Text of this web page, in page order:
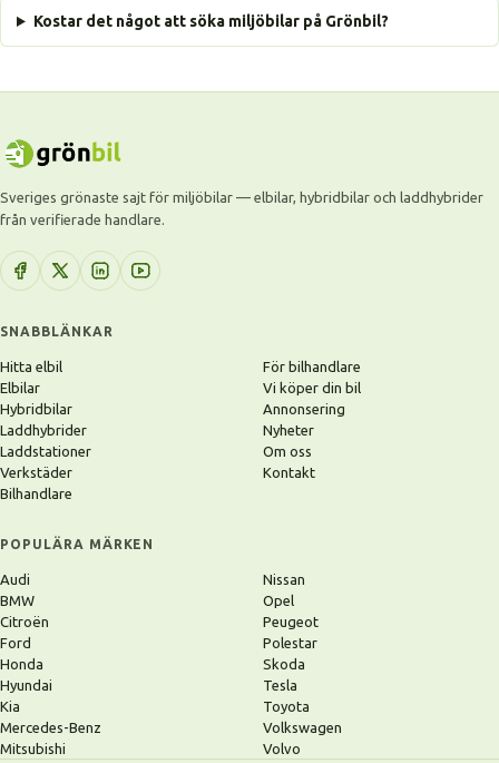
Kostar det något att söka miljöbilar på Grönbil?
Sveriges grönaste sajt för miljöbilar — elbilar, hybridbilar och laddhybrider
från verifierade handlare.
SNABBLÄNKAR
Hitta elbil
Elbilar
Hybridbilar
Laddhybrider
Laddstationer
Verkstäder
Bilhandlare
För bilhandlare
Vi köper din bil
Annonsering
Nyheter
Om oss
Kontakt
POPULÄRA MÄRKEN
Audi
BMW
Citroën
Ford
Honda
Hyundai
Kia
Mercedes-Benz
Mitsubishi
Nissan
Opel
Peugeot
Polestar
Skoda
Tesla
Toyota
Volkswagen
Volvo